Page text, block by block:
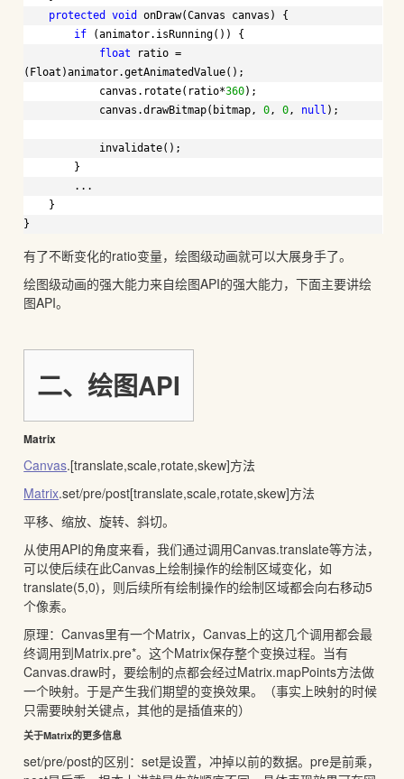
protected
void
onDraw(Canvas canvas) {
if
(animator.isRunning()) {
float
ratio =
(Float)animator.getAnimatedValue();
canvas.rotate(ratio*360);
canvas.drawBitmap(bitmap, 0, 0, null );
invalidate();
}
...
}
}
有了不断变化的ratio变量，绘图级动画就可以大展身手了。
绘图级动画的强大能力来自绘图API的强大能力，下面主要讲绘
图API。
二、绘图API
Matrix
Canvas.[translate,scale,rotate,skew]方法
Matrix.set/pre/post[translate,scale,rotate,skew]方法
平移、缩放、旋转、斜切。
从使用API的角度来看，我们通过调用Canvas.translate等方法，
可以使后续在此Canvas上绘制操作的绘制区域变化，如
translate(5,0)，则后续所有绘制操作的绘制区域都会向右移动5
个像素。
原理：Canvas里有一个Matrix，Canvas上的这几个调用都会最
终调用到Matrix.pre*。这个Matrix保存整个变换过程。当有
Canvas.draw时，要绘制的点都会经过Matrix.mapPoints方法做
一个映射。于是产生我们期望的变换效果。（事实上映射的时候
只需要映射关键点，其他的是插值来的）
关于Matrix的更多信息
set/pre/post的区别：set是设置，冲掉以前的数据。pre是前乘，